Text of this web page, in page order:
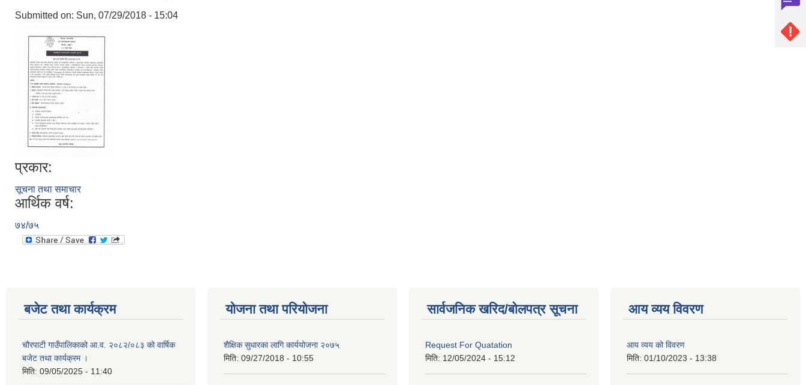
Submitted on: Sun, 07/29/2018 - 15:04
प्रकार:
सूचना तथा समाचार
आर्थिक वर्ष:
७४/७५
बजेट तथा कार्यक्रम
चौरपाटी गाउँपालिकाको आ.व. २०८२/०८३ को वार्षिक
बजेट तथा कार्यक्रम ।
मिति: 09/05/2025 - 11:40
योजना तथा परियोजना
शैक्षिक सुधारका लागि कार्ययोजना २०७५
मिति: 09/27/2018 - 10:55
सार्वजनिक खरिद/बोलपत्र सूचना
Request For Quatation
मिति: 12/05/2024 - 15:12
आय व्यय विवरण
आय व्यय को विवरण
मिति: 01/10/2023 - 13:38